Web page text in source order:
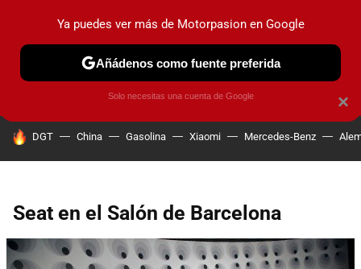
PRUEBAS COCHES ELÉCTRICOS OBSERVATORIO
HOY SE HABLA DE
DGT China Gasolina Xiaomi Mercedes-Benz
Seat en el Salón de Barcelona
×
Ya puedes ver más de Motorpasion en Google
Añádenos como fuente preferida
Solo necesitas una cuenta de Google